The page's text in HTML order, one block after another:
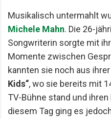
Musikalisch untermahlt
Michele Mahn. Die 26-
Songwriterin sorgte mit
Momente zwischen
kannten sie noch aus
Kids“, wo sie bereits mit
TV-Bühne stand und
diesem Tag ging es